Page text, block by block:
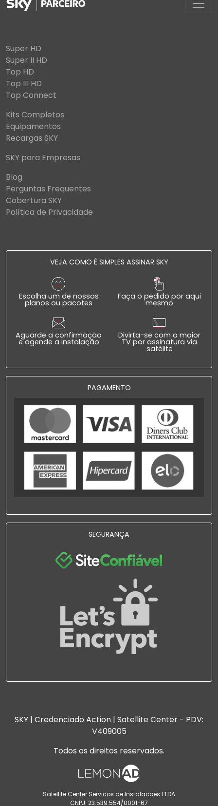
Super HD
Super II HD
Top HD
Top III HD
Top Connect
Kits Completos
Equipamentos
Recargas SKY
SKY para Empresas
Blog
Perguntas Frequentes
Cobertura SKY
Política de Privacidade
VEJA COMO É SIMPLES ASSINAR SKY
Escolha um de nossos
planos ou pacotes
Faça o pedido por aqui
mesmo
Aguarde a confirmação
e agende a instalação
Divirta-se com a maior
TV por assinatura via
satélite
PAGAMENTO
SEGURANÇA
SKY | Credenciado Action | Satellite Center - PDV:
V409005
Todos os direitos reservados.
Satellite Center Servicos de Instalacoes LTDA
CNPJ: 23.539.554/0001-67